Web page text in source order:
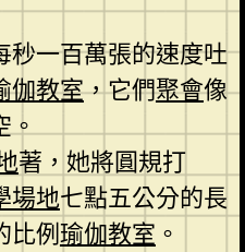
秒一百萬張的速度吐
伽教室，它們聚會像
。
著，她將圓規打
場地七點五公分的長
比例瑜伽教室 。